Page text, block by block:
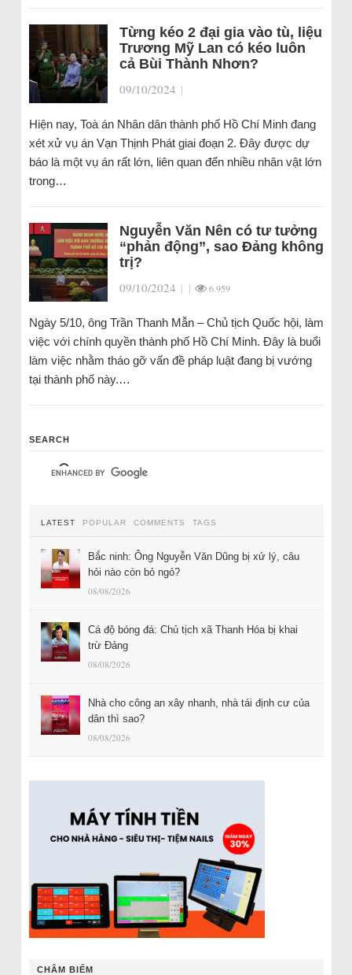
Từng kéo 2 đại gia vào tù, liệu
Trương Mỹ Lan có kéo luôn
cả Bùi Thành Nhơn?
09/10/2024 |
Hiện nay, Toà án Nhân dân thành phố Hồ Chí Minh đang
xét xử vụ án Vạn Thịnh Phát giai đoạn 2. Đây được dự
báo là một vụ án rất lớn, liên quan đến nhiều nhân vật lớn
trong…
Nguyễn Văn Nên có tư tưởng
“phản động”, sao Đảng không
trị?
09/10/2024 | | 6.959
Ngày 5/10, ông Trần Thanh Mẫn – Chủ tịch Quốc hội, làm
việc với chính quyền thành phố Hồ Chí Minh. Đây là buổi
làm việc nhằm tháo gỡ vấn đề pháp luật đang bị vướng
tại thành phố này.…
SEARCH
LATEST POPULAR COMMENTS TAGS
Bắc ninh: Ông Nguyễn Văn Dũng bị xử lý, câu
hỏi nào còn bỏ ngỏ?
08/08/2026
Cá độ bóng đá: Chủ tịch xã Thanh Hóa bị khai
trừ Đảng
08/08/2026
Nhà cho công an xây nhanh, nhà tái định cư của
dân thì sao?
08/08/2026
CHÂM BIẾM